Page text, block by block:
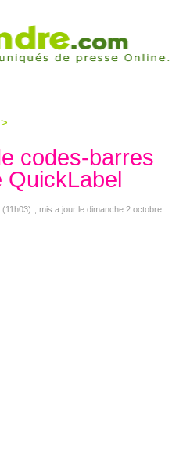
>
codes-barres
QuickLabel
(11h03)
, mis a jour le dimanche 2 octobre